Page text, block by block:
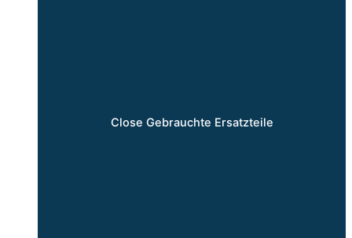
Close Gebrauchte Ersatzteile